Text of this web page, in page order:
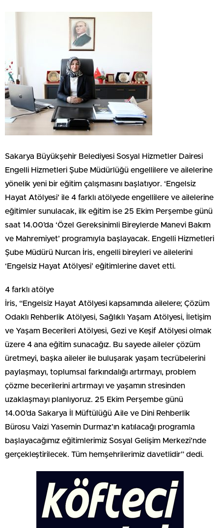
Sakarya Büyükşehir Belediyesi Sosyal Hizmetler Dairesi
Engelli Hizmetleri Şube Müdürlüğü engellilere ve ailelerine
yönelik yeni bir eğitim çalışmasını başlatıyor. ‘Engelsiz
Hayat Atölyesi’ ile 4 farklı atölyede engellilere ve ailelerine
eğitimler sunulacak, ilk eğitim ise 25 Ekim Perşembe günü
saat 14.00’da ‘Özel Gereksinimli Bireylerde Manevi Bakım
ve Mahremiyet’ programıyla başlayacak. Engelli Hizmetleri
Şube Müdürü Nurcan İris, engelli bireyleri ve ailelerini
‘Engelsiz Hayat Atölyesi’ eğitimlerine davet etti.
4 farklı atölye
İris, “Engelsiz Hayat Atölyesi kapsamında ailelere; Çözüm
Odaklı Rehberlik Atölyesi, Sağlıklı Yaşam Atölyesi, İletişim
ve Yaşam Becerileri Atölyesi, Gezi ve Keşif Atölyesi olmak
üzere 4 ana eğitim sunacağız. Bu sayede aileler çözüm
üretmeyi, başka aileler ile buluşarak yaşam tecrübelerini
paylaşmayı, toplumsal farkındalığı artırmayı, problem
çözme becerilerini artırmayı ve yaşamın stresinden
uzaklaşmayı planlıyoruz. 25 Ekim Perşembe günü
14.00’da Sakarya İl Müftülüğü Aile ve Dini Rehberlik
Bürosu Vaizi Yasemin Durmaz’ın katılacağı programla
başlayacağımız eğitimlerimiz Sosyal Gelişim Merkezi’nde
gerçekleştirilecek. Tüm hemşehrilerimiz davetlidir” dedi.